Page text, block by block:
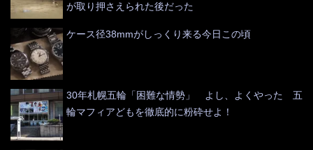
が取り押さえられた後だった
ケース径38mmがしっくり来る今日この頃
30年札幌五輪「困難な情勢」 よし、よくやった 五
輪マフィアどもを徹底的に粉砕せよ！